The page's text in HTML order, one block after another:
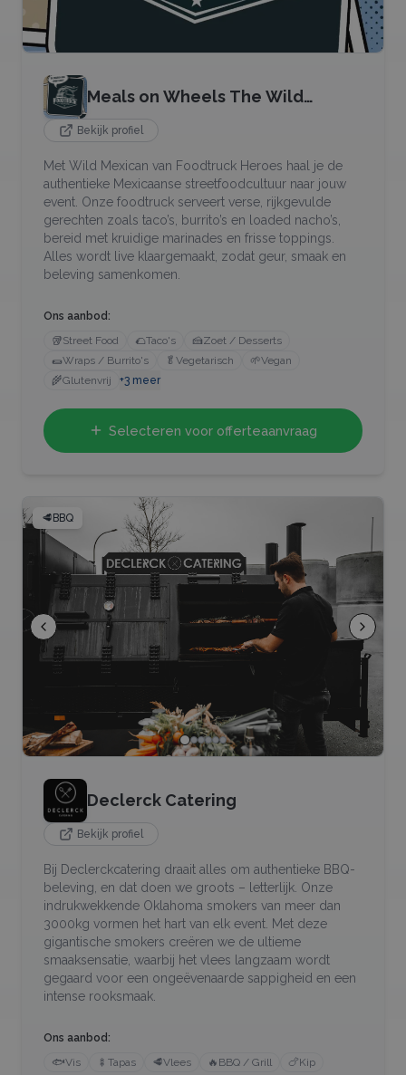
Meals on Wheels The Wild
Mexican
Bekijk profiel
Met Wild Mexican van Foodtruck Heroes haal je de
authentieke Mexicaanse streetfoodcultuur naar jouw
event. Onze foodtruck serveert verse, rijkgevulde
gerechten zoals taco’s, burrito’s en loaded nacho’s,
bereid met kruidige marinades en frisse toppings.
Alles wordt live klaargemaakt, zodat geur, smaak en
beleving samenkomen.
Ons aanbod:
🥡Street Food 🌮Taco's 🍰Zoet / Desserts
🌯Wraps / Burrito's 🥬 Vegetarisch 🌱Vegan
🌾Glutenvrij +3 meer
Selecteren voor offerteaanvraag
🥩BBQ
Declerck Catering
Bekijk profiel
Bij Declerckcatering draait alles om authentieke BBQ-
beleving, en dat doen we groots – letterlijk. Onze
indrukwekkende Oklahoma smokers van meer dan
3000kg vormen het hart van elk event. Met deze
gigantische smokers creëren we de ultieme
smaaksensatie, waarbij het vlees langzaam wordt
gegaard voor een ongeëvenaarde sappigheid en een
intense rooksmaak.
Ons aanbod:
🐟Vis 🍢 Tapas 🥩Vlees 🔥 BBQ / Grill 🍗Kip